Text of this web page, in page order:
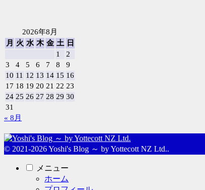
2026年8月
月
火 水 木 金 土
日
1
2
3
4 5 6 7 8
9
10 11 12 13 14 15 16
17 18 19 20 21 22 23
24 25 26 27 28 29 30
31
« 8月
© 2021-2026 Yoshi's Blog ～ by Yottecott NZ Ltd..
メニュー
ホーム